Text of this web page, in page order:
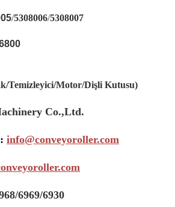
/5308006/5308007
Temizleyici/Motor/Dişli Kutusu)
Co.,Ltd.
info@conveyoroller.com
6969/6930